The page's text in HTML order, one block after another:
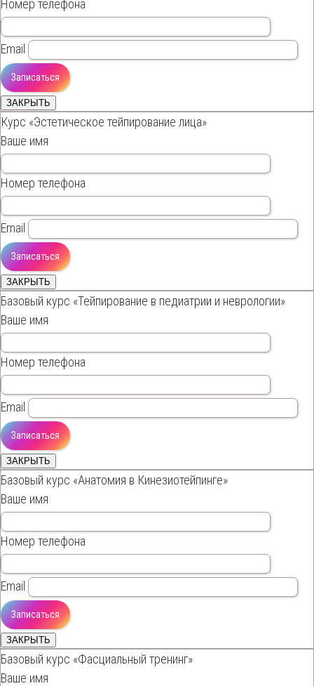
Номер телефона
Email
ЗАКРЫТЬ
Курс «Эстетическое тейпирование лица»
Ваше имя
Номер телефона
Email
ЗАКРЫТЬ
Базовый курс «Тейпирование в педиатрии и неврологии»
Ваше имя
Номер телефона
Email
ЗАКРЫТЬ
Базовый курс «Анатомия в Кинезиотейпинге»
Ваше имя
Номер телефона
Email
ЗАКРЫТЬ
Базовый курс «Фасциальный тренинг»
Ваше имя